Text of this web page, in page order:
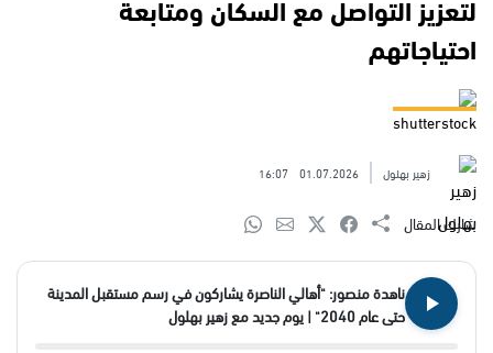
احتياجاتهم
shutterstock
زهير بهلول 01.07.2026
16:07
شارك المقال
ناهدة منصور: "أهالي الناصرة يشاركون في رسم مستقبل المدينة
حتى عام 2040" | يوم جديد مع زهير بهلول